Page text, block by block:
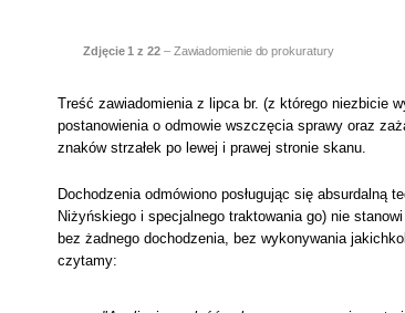
Zdjęcie1 z 22– Zawiadomienie do prokuratury
Treść zawiadomienia z lipca br. (z którego niezbicie
postanowienia o odmowie wszczęcia sprawy oraz
znaków strzałek po lewej i prawej stronie skanu.
Dochodzenia odmówiono posługując się absurdalną
Niżyńskiego i specjalnego traktowania go) nie
bez żadnego dochodzenia, bez wykonywania
czytamy: